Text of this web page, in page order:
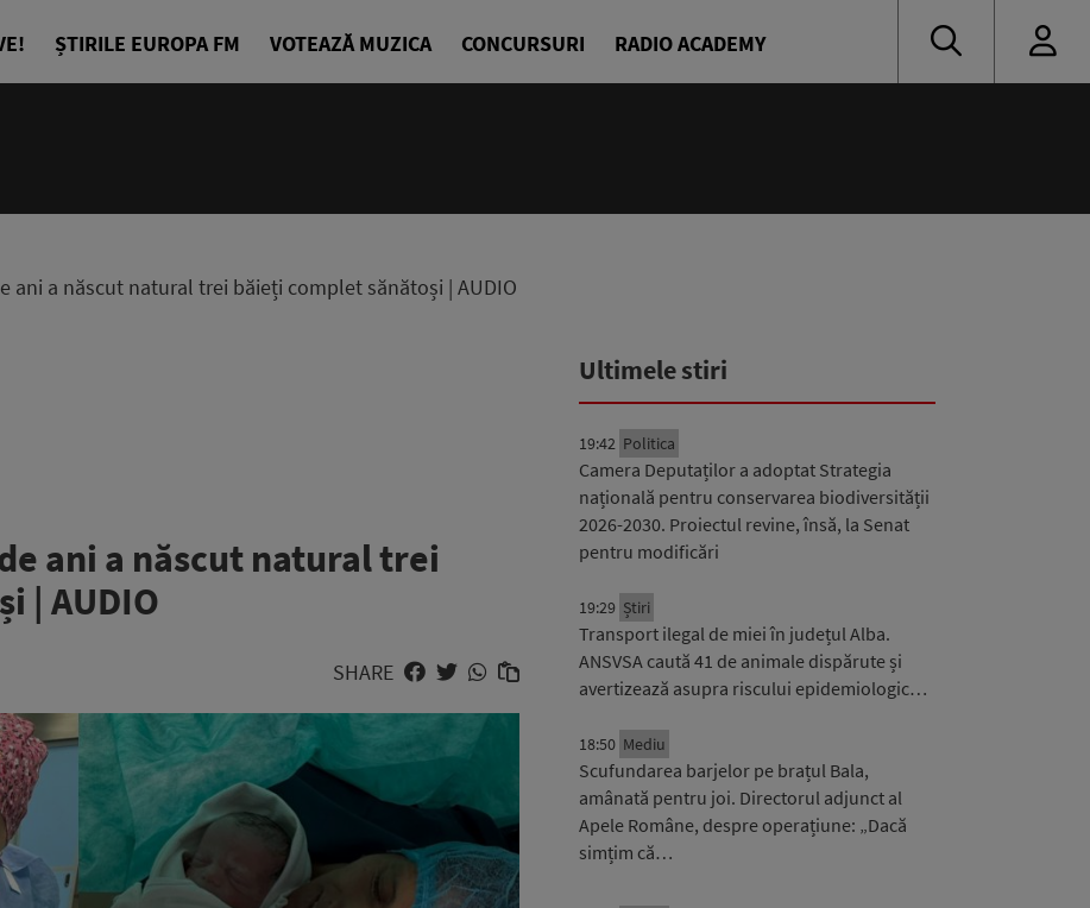
ȘTIRILE EUROPA FM VOTEAZĂ MUZICA CONCURSURI RADIO ACADEMY
ani a născut natural trei băieți complet sănătoși | AUDIO
ani a născut natural trei
| AUDIO
SHARE
Ultimele stiri
19:42 Politica
Camera Deputaților a adoptat Strategia
națională pentru conservarea biodiversității
2026-2030. Proiectul revine, însă, la Senat
pentru modificări
19:29 Știri
Transport ilegal de miei în județul Alba.
ANSVSA caută 41 de animale dispărute și
avertizează asupra riscului epidemiologic…
18:50 Mediu
Scufundarea barjelor pe brațul Bala,
amânată pentru joi. Directorul adjunct al
Apele Române, despre operațiune: „Dacă
simțim că…